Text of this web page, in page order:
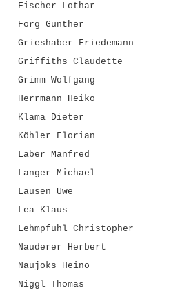
Fischer Lothar
Förg Günther
Grieshaber Friedemann
Griffiths Claudette
Grimm Wolfgang
Herrmann Heiko
Klama Dieter
Köhler Florian
Laber Manfred
Langer Michael
Lausen Uwe
Lea Klaus
Lehmpfuhl Christopher
Nauderer Herbert
Naujoks Heino
Niggl Thomas